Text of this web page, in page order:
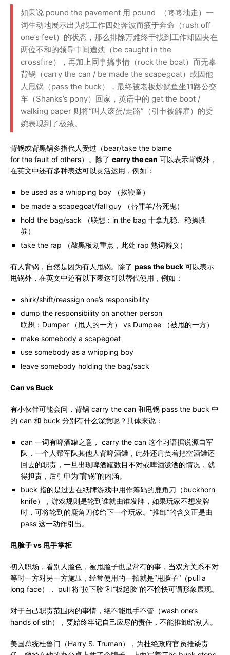
如果说 pound the pavement 用 pound （咚咚地走）一
词生动地展示出为找工作四处奔波而疲于奔命（rush off
one’s feet）的状态，那么排除万难终于找到工作却因夹在
两位不和的领导中间遭殃（be caught in the
crossfire），再加上同事搞事情（rock the boat）而无辜
背锅（carry the can / be made the scapegoat）或因他
人甩锅（pass the buck），最终被老板炒鱿鱼坐11路公交
车（Shanks’s pony）回家，英语中的 get the boot /
walking paper 则将“叫人滚蛋/走路”（引申被解雇）的委
婉表现到了极致。
背锅或背黑锅多指代人受过（bear/take the blame
for the fault of others）。除了 carry the can 可以表示背锅外，
在英文中还有多种表达可以灵活运用，例如：
be used as a whipping boy （挨鞭童）
be made a scapegoat/fall guy （替罪羊/替死鬼）
hold the bag/sack （联想：in the bag 十拿九稳、稳操胜
券）
take the rap （敲黑板划重点，此处 rap 熟词僻义）
有人背锅，自然是因为有人甩锅。除了 pass the buck 可以表示
甩锅外，在英文中还有以下表达可以替代使用，例如：
shirk/shift/reassign one’s responsibility
dump the responsibility on another person
联想：Dumper （甩人的一方） vs Dumpee （被甩的一方）
make somebody a scapegoat
use somebody as a whipping boy
leave somebody holding the bag/sack
Can vs Buck
有小伙伴可能会问，背锅 carry the can 和甩锅 pass the buck 中
的 can 和 buck 分别有什么深意呢？具体来说：
can 一词有啤酒罐之意， carry the can 这个习语据说源自军
队，一个人帮军队其他人背啤酒罐，此外还肩负着把空酒罐还
回去的职责，一旦出现啤酒罐数目不对或啤酒泼洒的情况，就
得担责，后引申为“背锅”的内涵。
buck 指的是过去在纸牌游戏中用作筹码的鹿角刀（buckhorn
knife），游戏规则是轮到谁就由谁发牌，如果玩家不想发牌
时，可将轮到的鹿角刀传给下一个玩家。“推卸”的含义正是由
pass 这一动作引出。
甩脸子 vs 甩手掌柜
初入职场，看别人脸色，被甩脸子也是常有的事，当双方关系不对
等时一方对另一方施压，经常使用的一招就是“甩脸子”（pull a
long face）， pull 将“拉下脸”和“板起脸”的不愉快可谓形象展现。
对于自己职责范围内的事情，绝不能甩手不管（wash one’s
hands of sth），要始终牢记自己应尽的责任，不能推卸给别人。
美国总统杜鲁门（Harry S. Truman），为杜绝政府官员推诿责